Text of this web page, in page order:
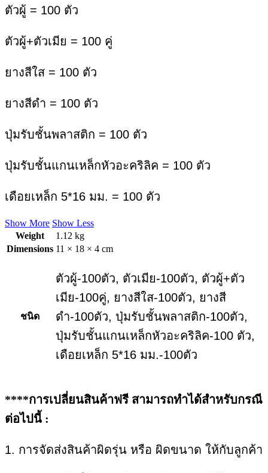
ตัวผู้ = 100 ตัว
ตัวผู้+ตัวเมีย = 100 คู่
ยางสีใส = 100 ตัว
ยางสีดำ = 100 ตัว
ปุ่มรับชั้นพลาสติก = 100 ตัว
ปุ่มรับชั้นแกนเหล็กหัวอะคริลิค = 100 ตัว
เดือยเหล็ก 5*16 มม. = 100 ตัว
Show More Show Less
Weight
1.12 kg
Dimensions 11 × 18 × 4 cm
ชนิด
ตัวผู้-100ตัว, ตัวเมีย-100ตัว, ตัวผู้+ตัว
เมีย-100คู่, ยางสีใส-100ตัว, ยางสี
ดำ-100ตัว, ปุ่มรับชั้นพลาสติก-100ตัว,
ปุ่มรับชั้นแกนเหล็กหัวอะคริลิค-100 ตัว,
เดือยเหล็ก 5*16 มม.-100ตัว
****การเปลี่ยนสินค้าฟรี สามารถทำได้สำหรับกรณี
ต่อไปนี้ :
1. การจัดส่งสินค้าผิดรุ่น หรือ ผิดขนาด ให้กับลูกค้า